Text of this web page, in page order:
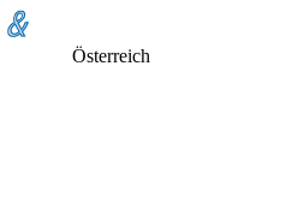
Österreich